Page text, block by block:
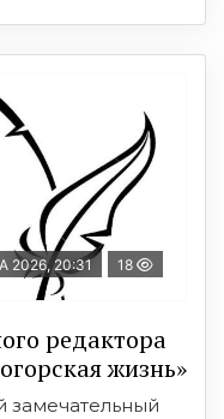
2026, 20:31 18
редактора
жизнь»
замечательный